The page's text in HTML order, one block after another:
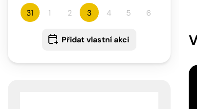
31
1 2 3 4 5 6
Přidat vlastní akci